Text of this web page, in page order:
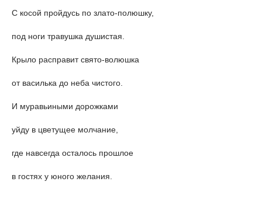
С косой пройдусь по злато-полюшку,
под ноги травушка душистая.
Крыло расправит свято-волюшка
от василька до неба чистого.
И муравьиными дорожками
уйду в цветущее молчание,
где навсегда осталось прошлое
в гостях у юного желания.